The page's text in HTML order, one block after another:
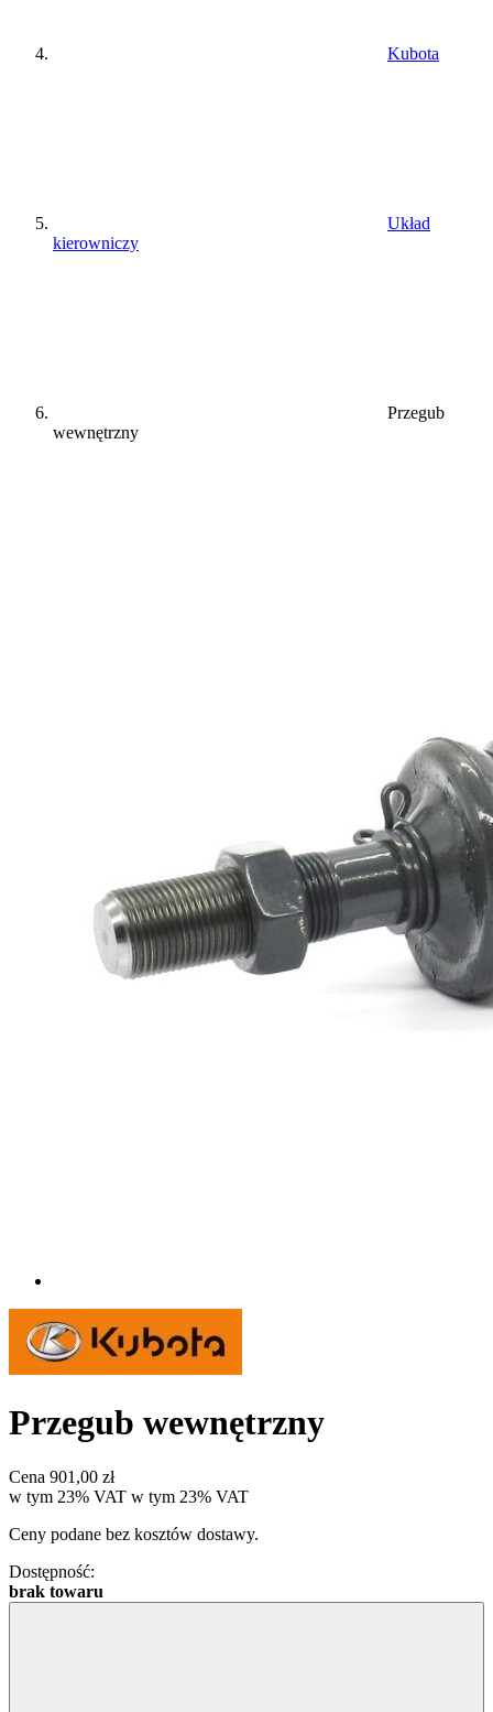
Kubota
Układ
kierowniczy
Przegub
wewnętrzny
Przegub wewnętrzny
Cena 901,00 zł
w tym 23% VAT w tym 23% VAT
Ceny podane bez kosztów dostawy.
Dostępność:
brak towaru